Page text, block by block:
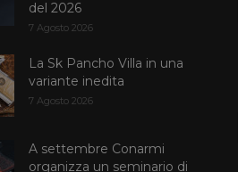
del 2026
7 Agosto 2026
La Sk Pancho Villa in una
variante inedita
7 Agosto 2026
A settembre Conarmi
organizza un seminario di